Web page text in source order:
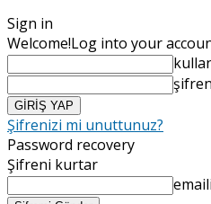
Sign in
Welcome!Log into your
Şifrenizi mi unuttunuz?
Password recovery
Şifreni kurtar